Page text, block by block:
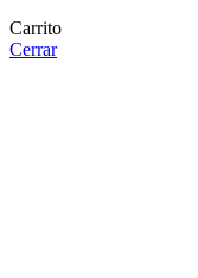
Carrito
Cerrar